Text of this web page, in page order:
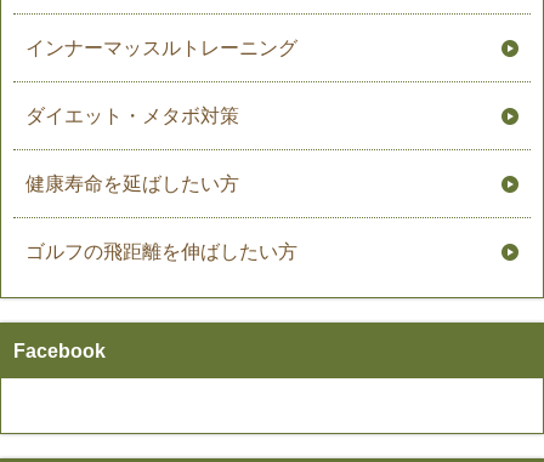
インナーマッスルトレーニング
ダイエット・メタボ対策
健康寿命を延ばしたい方
ゴルフの飛距離を伸ばしたい方
Facebook